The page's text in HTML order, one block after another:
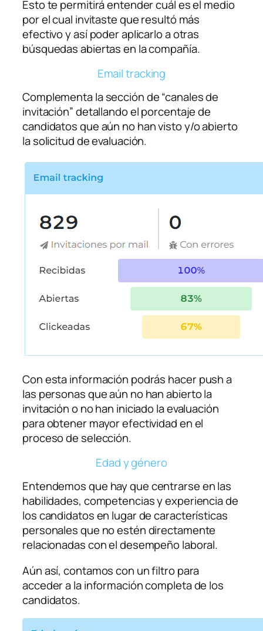
Esto te permitirá entender cuál es el medio
por el cual invitaste que resultó más
efectivo y así poder aplicarlo a otras
búsquedas abiertas en la compañía.
Email tracking
Complementa la sección de “canales de
invitación” detallando el porcentaje de
candidatos que aún no han visto y/o abierto
la solicitud de evaluación.
Con esta información podrás hacerpusha
las personas que aún no han abierto la
invitación o no han iniciado la evaluación
para obtener mayor efectividad en el
proceso de selección.
Edad y género
Entendemos que hay que centrarse en las
habilidades, competencias y experiencia de
los candidatos en lugar de características
personales que no estén directamente
relacionadas con el desempeño laboral.
Aún así, contamos con un filtro para
acceder a la información completa de los
candidatos.